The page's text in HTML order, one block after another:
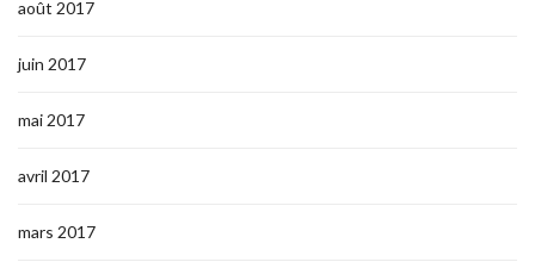
août 2017
juin 2017
mai 2017
avril 2017
mars 2017